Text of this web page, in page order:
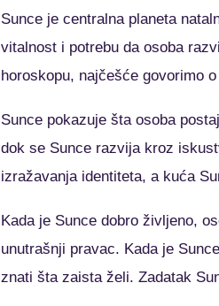
Sunce je centralna planeta
vitalnost i potrebu da osoba
horoskopu, najčešće govorimo
Sunce pokazuje šta osoba
dok se Sunce razvija kroz
izražavanja identiteta, a kuća
Kada je Sunce dobro življeno,
unutrašnji pravac. Kada je
znati šta zaista želi. Zadatak